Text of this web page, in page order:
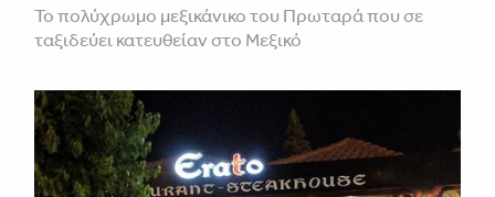
Το πολύχρωμο μεξικάνικο του Πρωταρά που σε
ταξιδεύει κατευθείαν στο Μεξικό